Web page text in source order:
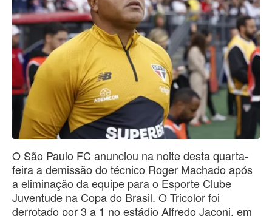
O São Paulo FC anunciou na noite desta quarta-
feira a demissão do técnico Roger Machado após
a eliminação da equipe para o Esporte Clube
Juventude na Copa do Brasil. O Tricolor foi
derrotado por 3 a 1 no estádio Alfredo Jaconi, em